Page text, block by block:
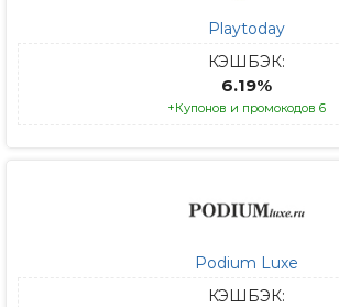
Playtoday
КЭШБЭК:
6.19%
+Купонов и промокодов 6
Podium Luxe
КЭШБЭК: